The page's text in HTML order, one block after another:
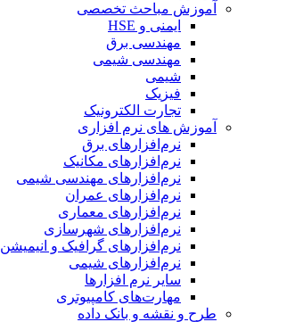
آموزش مباحث تخصصی
ایمنی و HSE
مهندسی برق
مهندسی شیمی
شیمی
فیزیک
تجارت الکترونیک
آموزش های نرم افزاری
نرم‌افزارهای برق
نرم‌افزارهای مکانیک
نرم‌افزارهای مهندسی شیمی
نرم‌افزارهای عمران
نرم‌افزارهای معماری
نرم‌افزارهای شهرسازی
نرم‌افزارهای گرافیک و انیمیشن
نرم‌افزارهای شیمی
سایر نرم افزارها
مهارت‌های کامپیوتری
طرح و نقشه و بانک داده